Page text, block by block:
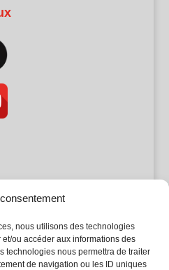
nous utilisons des technologies
ou accéder aux informations des
technologies nous permettra de traiter
de navigation ou les ID uniques